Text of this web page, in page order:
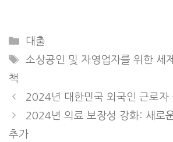
Categories
대출
Tags
소상공인 및 자영업자를 위한 세
책
2024년 대한민국 외국인 근로자
2024년 의료 보장성 강화: 새로
추가